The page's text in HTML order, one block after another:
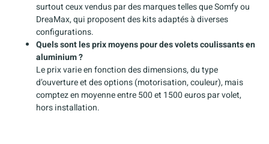
surtout ceux vendus par des marques telles que Somfy ou
DreaMax, qui proposent des kits adaptés à diverses
configurations.
Quels sont les prix moyens pour des volets coulissants en
aluminium ?
Le prix varie en fonction des dimensions, du type
d’ouverture et des options (motorisation, couleur), mais
comptez en moyenne entre 500 et 1500 euros par volet,
hors installation.